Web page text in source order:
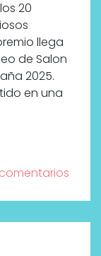
20
llega
de Salon
2025.
en una